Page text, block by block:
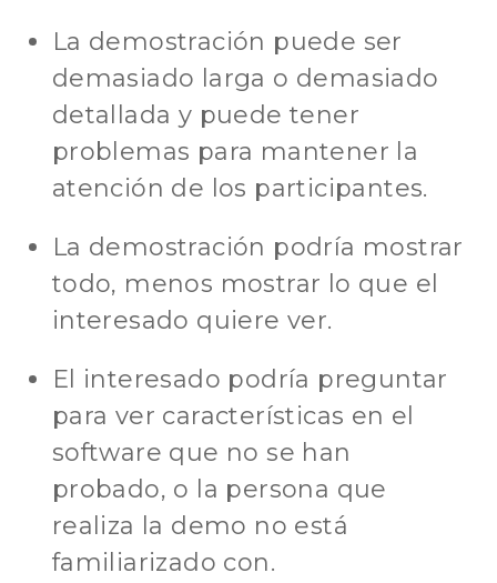
La demostración puede ser
demasiado larga o demasiado
detallada y puede tener
problemas para mantener la
atención de los participantes.
La demostración podría mostrar
todo, menos mostrar lo que el
interesado quiere ver.
El interesado podría preguntar
para ver características en el
software que no se han
probado, o la persona que
realiza la demo no está
familiarizado con.